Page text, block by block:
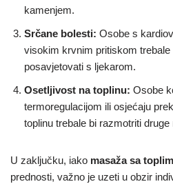
kamenjem.
Srčane bolesti: Osobe s
visokim krvnim pritiskom
posavjetovati s ljekarom.
Osetljivost na toplinu: Osobe
termoregulacijom ili osjećaju
toplinu trebale bi razmotriti
U zaključku, iako masaža sa
prednosti, važno je uzeti u obzir